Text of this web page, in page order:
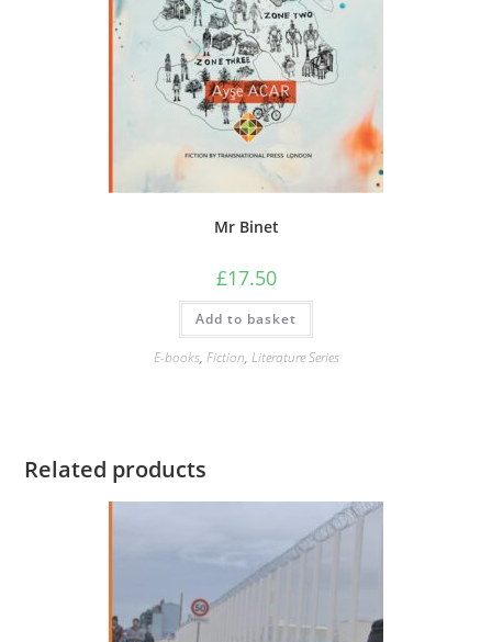
Mr Binet
£17.50
Add to basket
E-books, Fiction, Literature Series
Related products